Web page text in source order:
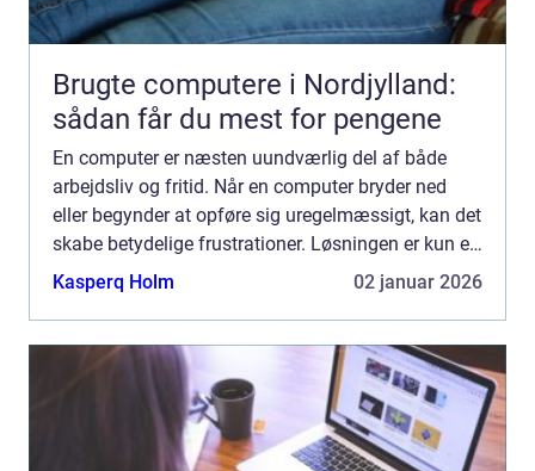
Brugte computere i Nordjylland:
sådan får du mest for pengene
En computer er næsten uundværlig del af både
arbejdsliv og fritid. Når en computer bryder ned
eller begynder at opføre sig uregelmæssigt, kan det
skabe betydelige frustrationer. Løsningen er kun et
stenkast...
Kasperq Holm 02 januar 2026